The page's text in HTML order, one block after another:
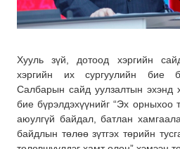
Хууль зүй, дотоод хэргийн
хэргийн их сургуулийн бие
Салбарын сайд уулзалтын эхэнд
бие бүрэлдэхүүнийг “Эх орныхоо
аюулгүй байдал, батлан
байдлын төлөө зүтгэх төрийн